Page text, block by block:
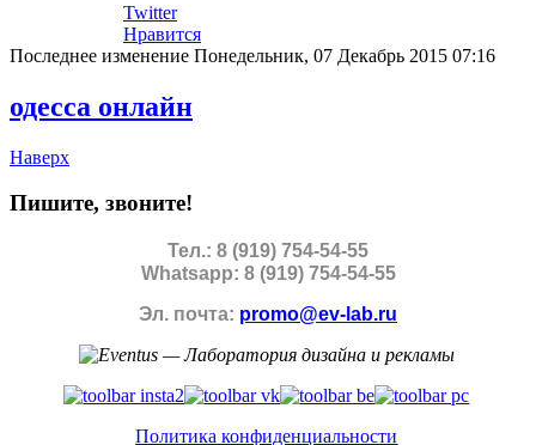
Twitter
Нравится
Последнее изменение Понедельник, 07 Декабрь 2015 07:16
одесса онлайн
Наверх
Пишите, звоните!
Тел.: 8 (919) 754-54-55
Whatsapp: 8 (919) 754-54-55
Эл. почта: promo@ev-lab.ru
Политика конфиденциальности